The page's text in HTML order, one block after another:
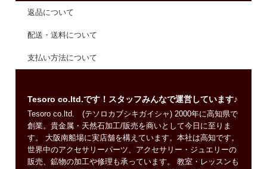
返品について
配送・送料について
支払い方法について
Tesoro co.ltd.です！スタッフみんなで運営しています♪
Tesoro co.ltd. (テソロカブシキガイシャ) 2000年に高知県で
創業。貴金属・天然石加工/販売を商いとして今日に至りま
す。 大阪南船場に実店舗を構えています。本社は高知です。
世界中のアクセサリーパーツ、アクセサリー・ジュエリーの
販売、鉱物の加工や修理も承っています。 教室・レッスンも